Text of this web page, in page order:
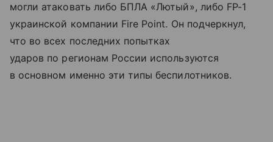
могли атаковать либо БПЛА «Лютый», либо FP-1
украинской компании Fire Point. Он подчеркнул,
что во всех последних попытках
ударов по регионам России используются
в основном именно эти типы беспилотников.